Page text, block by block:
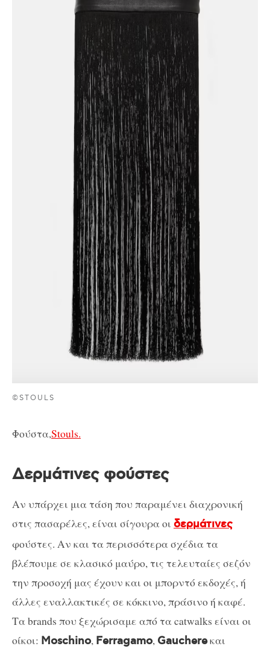
©STOULS
Φούστα,Stouls.
Δερμάτινες φούστες
Αν υπάρχει μια τάση που παραμένει διαχρονική
στις πασαρέλες, είναι σίγουρα οι δερμάτινες
φούστες. Αν και τα περισσότερα σχέδια τα
βλέπουμε σε κλασικό μαύρο, τις τελευταίες σεζόν
την προσοχή μας έχουν και οι μπορντό εκδοχές, ή
άλλες εναλλακτικές σε κόκκινο, πράσινο ή καφέ.
Τα brands που ξεχώρισαμε από τα catwalks είναι οι
οίκοι: Moschino, Ferragamo, Gauchereκαι